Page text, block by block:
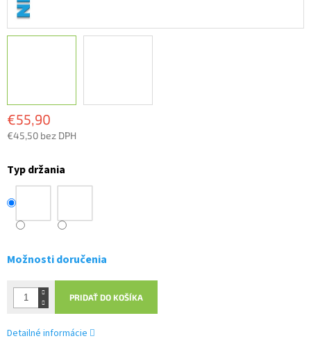
€55,90
€45,50 bez DPH
cena:
Typ držania
Možnosti doručenia
PRIDAŤ DO KOŠÍKA
Detailné informácie